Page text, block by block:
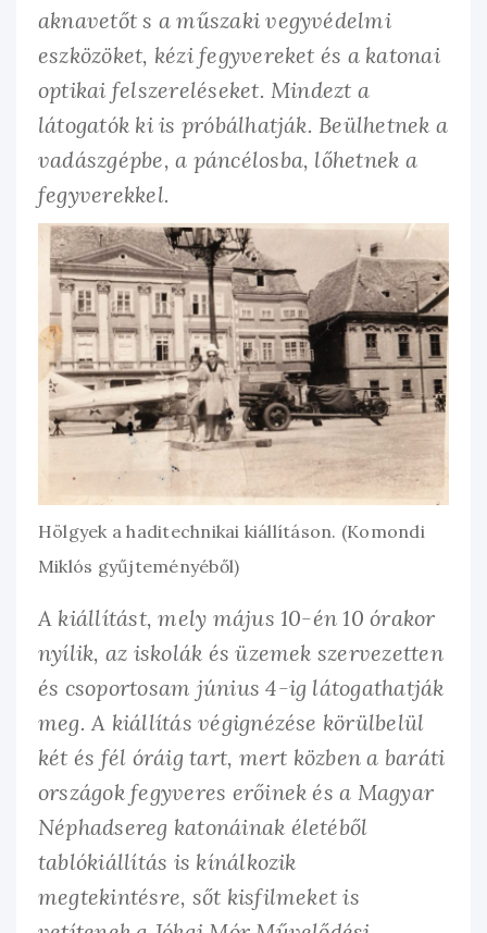
aknavetőt s a műszaki vegyvédelmi
eszközöket, kézi fegyvereket és a katonai
optikai felszereléseket. Mindezt a
látogatók ki is próbálhatják. Beülhetnek a
vadászgépbe, a páncélosba, lőhetnek a
fegyverekkel.
Hölgyek a haditechnikai kiállításon. (Komondi
Miklós gyűjteményéből)
A kiállítást, mely május 10-én 10 órakor
nyílik, az iskolák és üzemek szervezetten
és csoportosam június 4-ig látogathatják
meg. A kiállítás végignézése körülbelül
két és fél óráig tart, mert közben a baráti
országok fegyveres erőinek és a Magyar
Néphadsereg katonáinak életéből
tablókiállítás is kínálkozik
megtekintésre, sőt kisfilmeket is